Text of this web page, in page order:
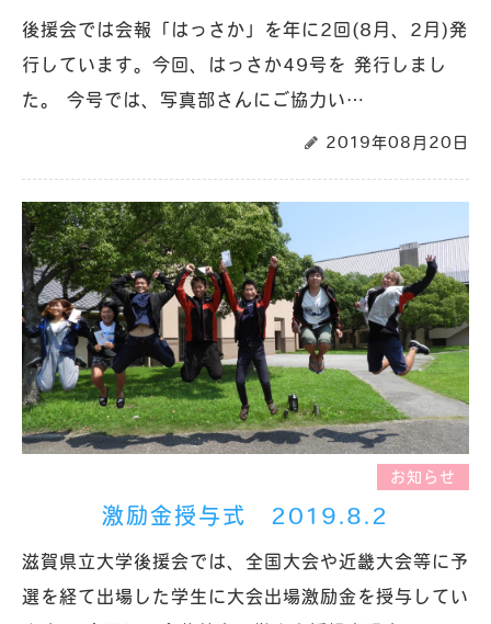
後援会では会報「はっさか」を年に2回(8月、2月)発
行しています。今回、はっさか49号を 発行しまし
た。 今号では、写真部さんにご協力い…
2019年08月20日
お知らせ
激励金授与式 2019.8.2
滋賀県立大学後援会では、全国大会や近畿大会等に予
選を経て出場した学生に大会出場激励金を授与してい